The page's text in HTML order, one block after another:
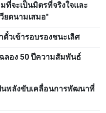
ที่จะเป็นมิตรที่จริงใจและ
ยดนามเสมอ"
ตั๋วเข้ารอบรองชนะเลิศ
ลอง 50 ปีความสัมพันธ์
นพลังขับเคลื่อนการพัฒนาที่